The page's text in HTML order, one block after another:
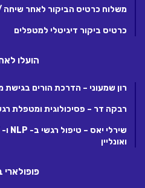
משלוח כרטיס הביקור לאחר
כרטיס ביקור דיגיטלי למטפלים
הועלו
רון שמעוני – הדרכת הורים בגישת
רבקה דר – פסיכולוגית ומטפלת
ואונליין